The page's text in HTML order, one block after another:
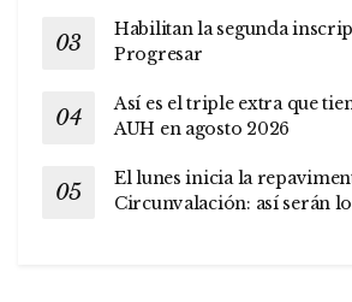
Habilitan la segunda
Progresar
Así es el triple extra que
AUH en agosto 2026
El lunes inicia la
Circunvalación: así serán